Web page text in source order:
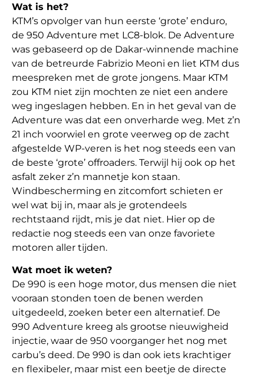
Wat is het?
KTM’s opvolger van hun eerste ‘grote’ enduro,
de 950 Adventure met LC8-blok. De Adventure
was gebaseerd op de Dakar-winnende machine
van de betreurde Fabrizio Meoni en liet KTM dus
meespreken met de grote jongens. Maar KTM
zou KTM niet zijn mochten ze niet een andere
weg ingeslagen hebben. En in het geval van de
Adventure was dat een onverharde weg. Met z’n
21 inch voorwiel en grote veerweg op de zacht
afgestelde WP-veren is het nog steeds een van
de beste ‘grote’ offroaders. Terwijl hij ook op het
asfalt zeker z’n mannetje kon staan.
Windbescherming en zitcomfort schieten er
wel wat bij in, maar als je grotendeels
rechtstaand rijdt, mis je dat niet. Hier op de
redactie nog steeds een van onze favoriete
motoren aller tijden.
Wat moet ik weten?
De 990 is een hoge motor, dus mensen die niet
vooraan stonden toen de benen werden
uitgedeeld, zoeken beter een alternatief. De
990 Adventure kreeg als grootse nieuwigheid
injectie, waar de 950 voorganger het nog met
carbu’s deed. De 990 is dan ook iets krachtiger
en flexibeler, maar mist een beetje de directe